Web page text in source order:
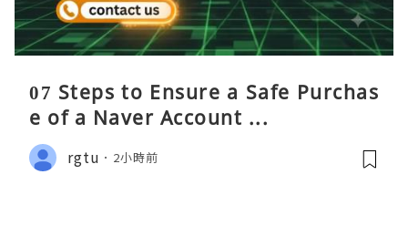
07 Steps to Ensure a Safe Purchas
e of a Naver Account ...
rgtu 2小時前